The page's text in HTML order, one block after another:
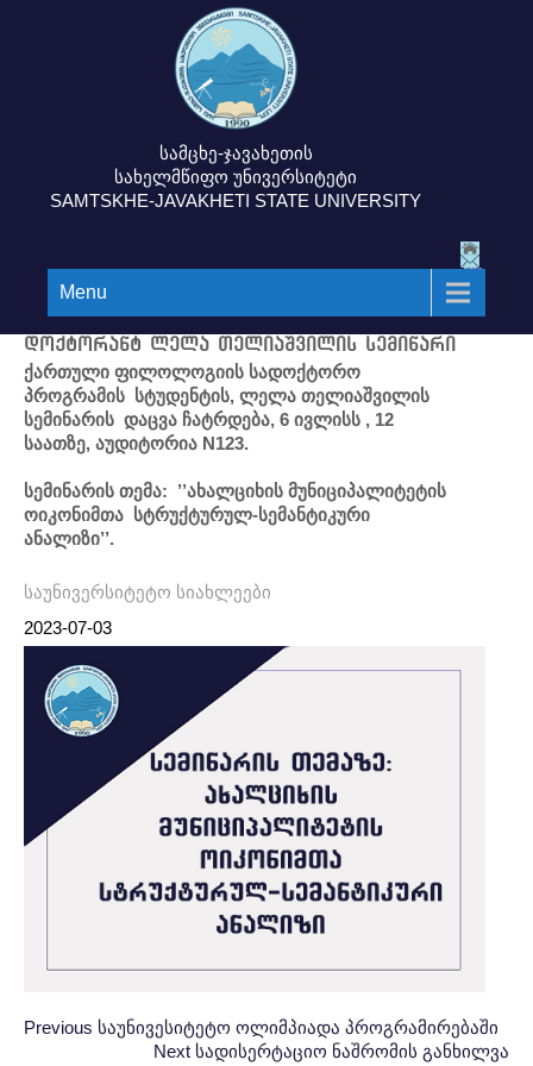
სამცხე-ჯავახეთის
სახელმწიფო უნივერსიტეტი
SAMTSKHE-JAVAKHETI STATE UNIVERSITY
Menu
დოქტორანტ ლელა თელიაშვილის სემინარი
ქართული ფილოლოგიის სადოქტორო
პროგრამის სტუდენტის, ლელა თელიაშვილის
სემინარის დაცვა ჩატრდება, 6 ივლისს , 12
საათზე, აუდიტორია N123.
სემინარის თემა: ’’ახალციხის მუნიციპალიტეტის
ოიკონიმთა სტრუქტურულ-სემანტიკური
ანალიზი’’.
საუნივერსიტეტო სიახლეები
2023-07-03
Post
პოსტის
Previous Previous
საუნივესიტეტო ოლიმპიადა პროგრამირებაში
Next Next
სადისერტაციო ნაშრომის განხილვა